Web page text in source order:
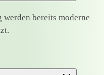
bereits moderne